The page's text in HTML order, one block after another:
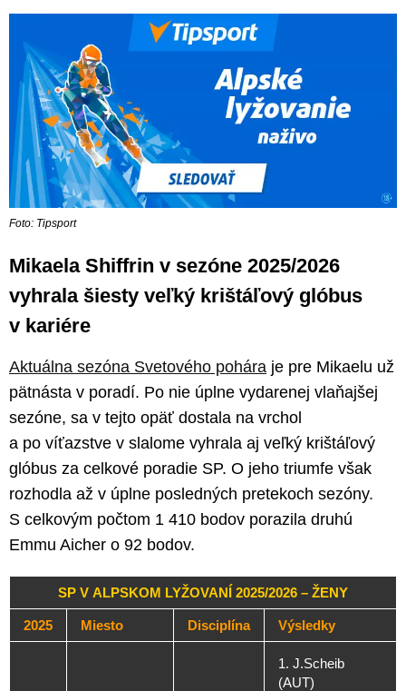
Foto: Tipsport
Mikaela Shiffrin v sezóne 2025/2026
vyhrala šiesty veľký krištáľový glóbus
v kariére
Aktuálna sezóna Svetového pohára je pre Mikaelu už
pätnásta v poradí. Po nie úplne vydarenej vlaňajšej
sezóne, sa v tejto opäť dostala na vrchol
a po víťazstve v slalome vyhrala aj veľký krištáľový
glóbus za celkové poradie SP. O jeho triumfe však
rozhodla až v úplne posledných pretekoch sezóny.
S celkovým počtom 1 410 bodov porazila druhú
Emmu Aicher o 92 bodov.
SP V ALPSKOM LYŽOVANÍ 2025/2026 – ŽENY
2025 Miesto Disciplína Výsledky
1. J.Scheib
(AUT)